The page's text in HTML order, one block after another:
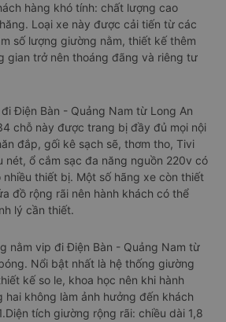
hàng khó tính: chất lượng cao
Loại xe này được cải tiến từ các
số lượng giường nằm, thiết kế thêm
gian trở nên thoáng đãng và riêng tư
Điện Bàn - Quảng Nam từ Long An
chỗ này được trang bị đầy đủ mọi nội
đắp, gối kê sạch sẽ, thơm tho, Tivi
nét, ổ cắm sạc đa năng nguồn 220v có
thiết bị. Một số hãng xe còn thiết
đồ rộng rãi nên hành khách có thể
lý cần thiết.
nằm vip đi Điện Bàn - Quảng Nam từ
Nổi bật nhất là hệ thống giường
kế so le, khoa học nên khi hành
hai không làm ảnh hưởng đến khách
tích giường rộng rãi: chiều dài 1,8